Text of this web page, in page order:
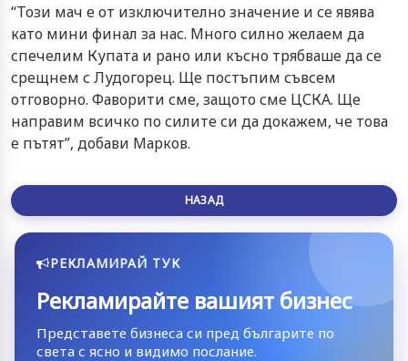
“Този мач е от изключително значение и се явява
като мини финал за нас. Много силно желаем да
спечелим Купата и рано или късно трябваше да се
срещнем с Лудогорец. Ще постъпим съвсем
отговорно. Фаворити сме, защото сме ЦСКА. Ще
направим всичко по силите си да докажем, че това
е пътят”, добави Марков.
НАЗАД
РЕКЛАМИРАЙ ТУК
Рекламирайте вашият бизнес
Представете бизнеса си пред българите по
света с ясно и видимо послание.